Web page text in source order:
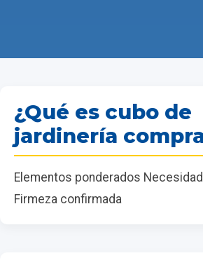
¿Qué es cubo de
jardinería
Elementos ponderados
Firmeza confirmada